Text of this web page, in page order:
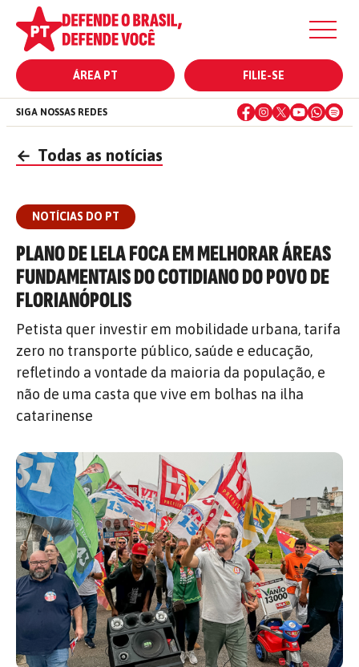
ÁREA PT FILIE-SE
SIGA NOSSAS REDES
← Todas as notícias
NOTÍCIAS DO PT
PLANO DE LELA FOCA EM MELHORAR ÁREAS
FUNDAMENTAIS DO COTIDIANO DO POVO DE
FLORIANÓPOLIS
Petista quer investir em mobilidade urbana, tarifa
zero no transporte público, saúde e educação,
refletindo a vontade da maioria da população, e
não de uma casta que vive em bolhas na ilha
catarinense